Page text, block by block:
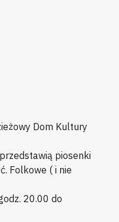
Dom Kultury
piosenki
Folkowe ( i nie
20.00 do